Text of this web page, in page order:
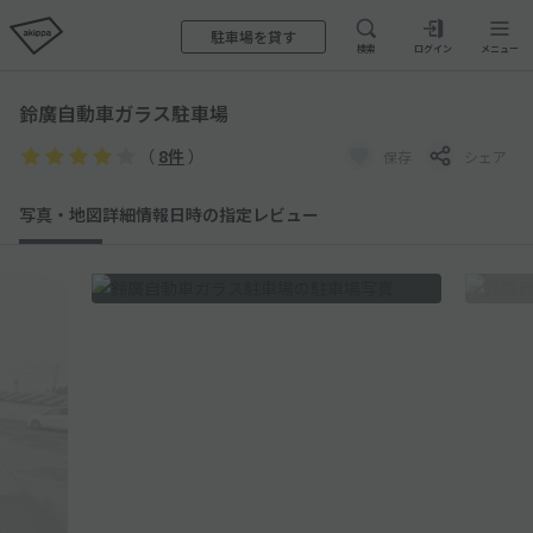
駐車場を貸す
検索 ログイン メニュー
鈴廣自動車ガラス駐車場
（ 8件 ） 保存 シェア
写真・地図詳細情報日時の指定 レビュー